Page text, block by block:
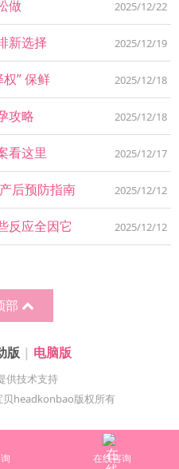
做 2025/12/22
新选择 2025/12/19
” 保鲜 2025/12/18
攻略 2025/12/18
看这里 2025/12/17
后预防指南 2025/12/12
反应全因它 2025/12/12
部
在线咨询
版 | 电脑版
供技术支持
headkonbao版权所有